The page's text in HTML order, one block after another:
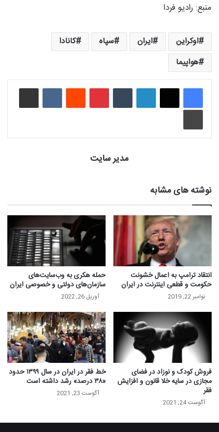
منبع: رادیو فردا
اوکراین ایران سپاه
کانادا
هواپیما
لینکدین ‫پین‌ترست ‫رددیت
چاپ
مدیر سایت
نوشته های مشابه
انتقاد ترامپ به اعمال خشونت
حکومت و قطعی اینترنت در ایران
نوامبر 22, 2019
حمله هکری به وب‌سایت‌های
سازمان‌های دولتی و خصوصی ایران
آوریل 26, 2022
فروش کودک و نوزاد در فضای
مجازی در سایه خلا قانون و افزایش
فقر
آگوست 24, 2021
خط فقر در ایران در سال ۱۳۹۹ حدود
«۳۸ درصد» رشد داشته است
آگوست 23, 2021